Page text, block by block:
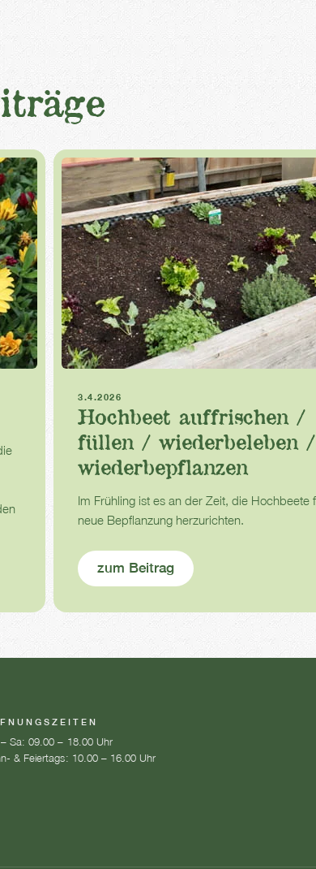
3.4.2026
Hochbeet auffrischen /
füllen / wiederbeleben /
wiederbepflanzen
Im Frühling ist es an der Zeit, die Hochbeete
neue Bepflanzung herzurichten.
zum Beitrag
Sa: 09.00 – 18.00 Uhr
& Feiertags: 10.00 – 16.00 Uhr